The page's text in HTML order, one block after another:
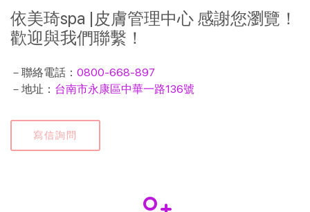
依美琦spa |皮膚管理中心 感謝您瀏覽！
歡迎與我們聯繫！
－聯絡電話： 0800-668-897
－地址： 台南市永康區中華一路136號
寫信詢問